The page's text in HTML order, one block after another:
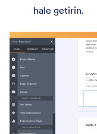
hale getirin.